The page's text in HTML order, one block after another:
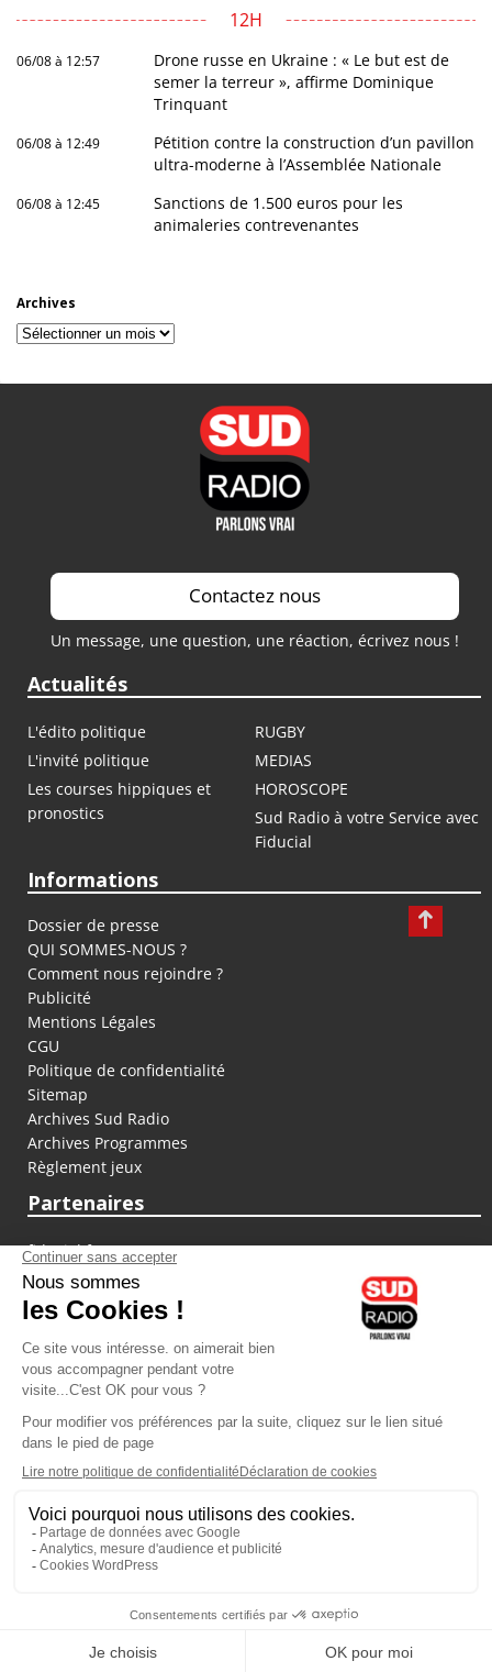
12H
06/08 à 12:57
Drone russe en Ukraine : « Le but est de
semer la terreur », affirme Dominique
Trinquant
06/08 à 12:49
Pétition contre la construction d’un pavillon
ultra-moderne à l’Assemblée Nationale
06/08 à 12:45
Sanctions de 1.500 euros pour les
animaleries contrevenantes
Archives
Archives
Contactez nous
Un message, une question, une réaction, écrivez nous !
Actualités
L'édito politique
RUGBY
L'invité politique
MEDIAS
Les courses hippiques et
pronostics
HOROSCOPE
Sud Radio à votre Service avec
Fiducial
Informations
Dossier de presse
QUI SOMMES-NOUS ?
Comment nous rejoindre ?
Publicité
Mentions Légales
CGU
Politique de confidentialité
Sitemap
Archives Sud Radio
Archives Programmes
Règlement jeux
Partenaires
fiducial.fr
lyoncapitale.fr
olympique-et-lyonnais.com
L'application Iphone / Android
Téléchargez l'application
Les cookies
Gestion des cookies
Crédit photos : ©Sud Radio / Pierre Olivier
Judith Beller
Les Vraies Voix
Jacques Pessis
Les clefs d'une vie